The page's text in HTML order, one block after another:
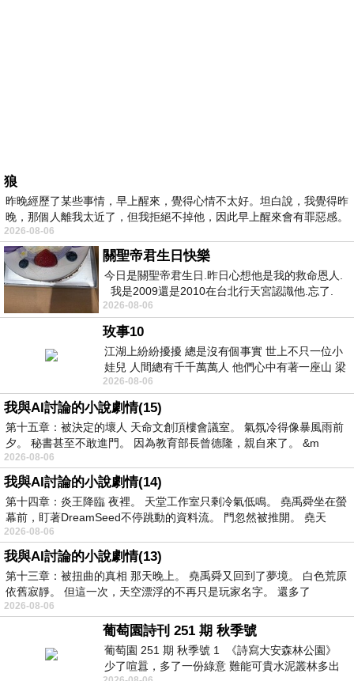
狼
昨晚經歷了某些事情，早上醒來，覺得心情不太好。坦白說，我覺得昨
晚，那個人離我太近了，但我拒絕不掉他，因此早上醒來會有罪惡感。
2026-08-06
關聖帝君生日快樂
今日是關聖帝君生日.昨日心想他是我的救命恩人.
我是2009還是2010在台北行天宮認識他.忘了.
一個奇摩交友的網友學
2026-08-06
玫事10
江湖上紛紛擾擾 總是沒有個事實 世上不只一位小
娃兒 人間總有千千萬萬人 他們心中有著一座山 梁
山佛山泰華衡恆嵩 一山之高
2026-08-06
我與AI討論的小說劇情(15)
第十五章：被決定的壞人 天命文創頂樓會議室。 氣氛冷得像暴風雨前
夕。 秘書甚至不敢進門。 因為教育部長曾德隆，親自來了。 &m
2026-08-06
我與AI討論的小說劇情(14)
第十四章：炎王降臨 夜裡。 天堂工作室只剩冷氣低鳴。 堯禹舜坐在螢
幕前，盯著DreamSeed不停跳動的資料流。 門忽然被推開。 堯天
2026-08-06
我與AI討論的小說劇情(13)
第十三章：被扭曲的真相 那天晚上。 堯禹舜又回到了夢境。 白色荒原
依舊寂靜。 但這一次，天空漂浮的不再只是玩家名字。 還多了
2026-08-06
葡萄園詩刊 251 期 秋季號
葡萄園 251 期 秋季號 1 《詩寫大安森林公園》
少了喧囂，多了一份綠意 難能可貴水泥叢林多出